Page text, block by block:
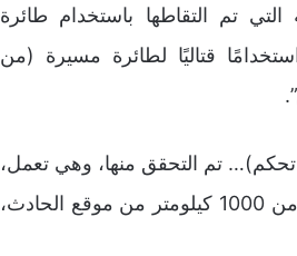
تم التقاطها باستخدام طائرة
قتاليًا لطائرة مسيرة (من
تحكم)… تم التحقق منها، وهي تعمل،
ثانيًا، والأهم، التحقق من إمكانية الاتصال، نحن على بُعد أكثر من 1000 كيلومتر من موقع الحادث،